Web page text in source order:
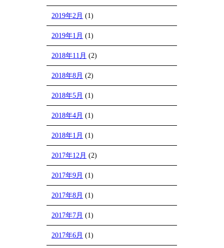
2019年2月 (1)
2019年1月 (1)
2018年11月 (2)
2018年8月 (2)
2018年5月 (1)
2018年4月 (1)
2018年1月 (1)
2017年12月 (2)
2017年9月 (1)
2017年8月 (1)
2017年7月 (1)
2017年6月 (1)